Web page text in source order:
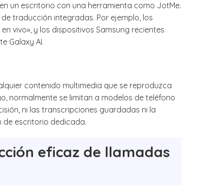
un escritorio con una herramienta como JotMe.
traducción integradas. Por ejemplo, los
vivo», y los dispositivos Samsung recientes
Galaxy AI.
contenido multimedia que se reproduzca
normalmente se limitan a modelos de teléfono
ni las transcripciones guardadas ni la
escritorio dedicada.
eficaz de llamadas